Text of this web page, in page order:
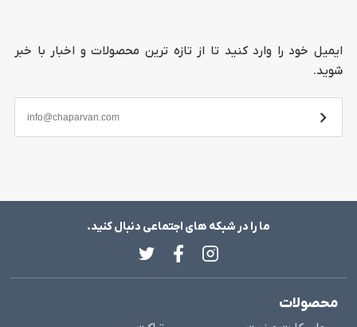
ایمیل خود را وارد کنید تا از تازه ترین محصولات و اخبار با خبر
شوید.
ما را در شبکه های اجتماعی دنبال کنید.
محصولات